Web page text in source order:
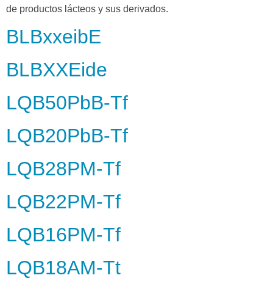
de productos lácteos y sus derivados.
BLBxxeibE
BLBXXEide
LQB50PbB-Tf
LQB20PbB-Tf
LQB28PM-Tf
LQB22PM-Tf
LQB16PM-Tf
LQB18AM-Tt